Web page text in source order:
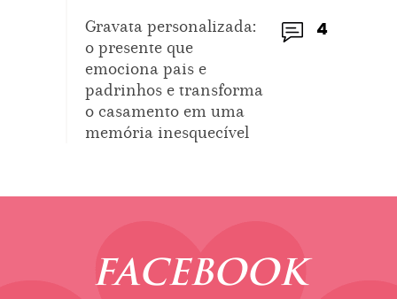
4
Gravata personalizada:
o presente que
emociona pais e
padrinhos e transforma
o casamento em uma
memória inesquecível
FACEBOOK